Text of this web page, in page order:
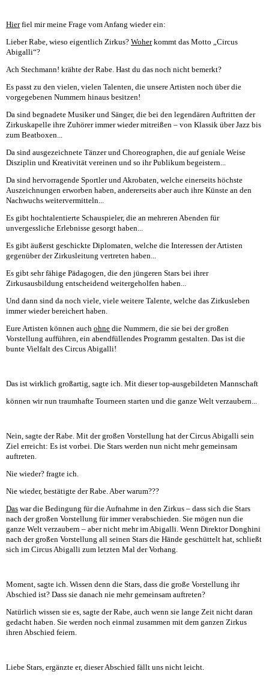
Hierfiel mir meine Frage vom Anfang wieder ein:
Lieber Rabe, wieso eigentlich Zirkus? Woherkommt das Motto „Circus
Abigalli“?
Ach Stechmann! krähte der Rabe. Hast du das noch nicht bemerkt?
Es passt zu den vielen, vielen Talenten, die unsere Artisten noch über die
vorgegebenen Nummern hinaus besitzen!
Da sind begnadete Musiker und Sänger, die bei den legendären Auftritten der
Zirkuskapelle ihre Zuhörer immer wieder mitreißen – von Klassik über Jazz bis
zum Beatboxen...
Da sind ausgezeichnete Tänzer und Choreographen, die auf geniale Weise
Disziplin und Kreativität vereinen und so ihr Publikum begeistern...
Da sind hervorragende Sportler und Akrobaten, welche einerseits höchste
Auszeichnungen erworben haben, andererseits aber auch ihre Künste an den
Nachwuchs weitervermitteln...
Es gibt hochtalentierte Schauspieler, die an mehreren Abenden für
unvergessliche Erlebnisse gesorgt haben...
Es gibt äußerst geschickte Diplomaten, welche die Interessen der Artisten
gegenüber der Zirkusleitung vertreten haben...
Es gibt sehr fähige Pädagogen, die den jüngeren Stars bei ihrer
Zirkusausbildung entscheidend weitergeholfen haben...
Und dann sind da noch viele, viele weitere Talente, welche das Zirkusleben
immer wieder bereichert haben.
Eure Artisten können auch ohne die Nummern, die sie bei der großen
Vorstellung aufführen, ein abendfüllendes Programm gestalten. Das ist die
bunte Vielfalt des Circus Abigalli!
Das ist wirklich großartig, sagte ich. Mit dieser top-ausgebildeten Mannschaft
können wir nun traumhafte Tourneen starten und die ganze Welt verzaubern...
Nein, sagte der Rabe. Mit der großen Vorstellung hat der Circus Abigalli sein
Ziel erreicht: Es ist vorbei. Die Stars werden nun nicht mehr gemeinsam
auftreten.
Nie wieder? fragte ich.
Nie wieder, bestätigte der Rabe. Aber warum???
Das war die Bedingung für die Aufnahme in den Zirkus – dass sich die Stars
nach der großen Vorstellung für immer verabschieden. Sie mögen nun die
ganze Welt verzaubern – aber nicht mehr im Abigalli. Wenn Direktor Donghini
nach der großen Vorstellung all seinen Stars die Hände geschüttelt hat, schließt
sich im Circus Abigalli zum letzten Mal der Vorhang.
Moment, sagte ich. Wissen denn die Stars, dass die große Vorstellung ihr
Abschied ist? Dass sie danach nie mehr gemeinsam auftreten?
Natürlich wissen sie es, sagte der Rabe, auch wenn sie lange Zeit nicht daran
gedacht haben. Sie werden noch einmal zusammen mit dem ganzen Zirkus
ihren Abschied feiern.
Liebe Stars, ergänzte er, dieser Abschied fällt uns nicht leicht.